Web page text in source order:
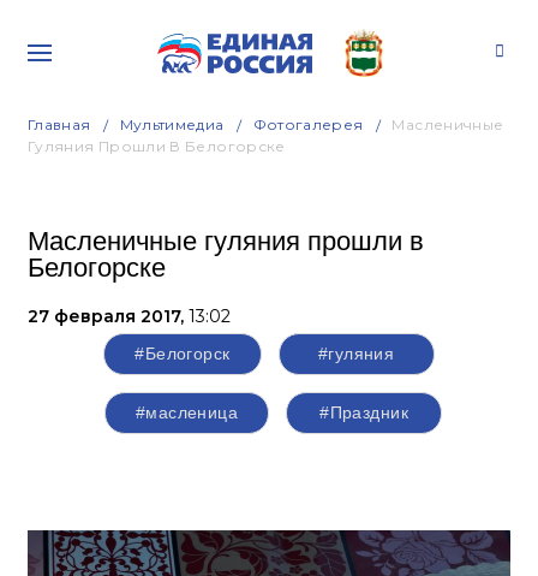
Главная Мультимедиа Фотогалерея
Масленичные
Гуляния Прошли В Белогорске
Масленичные гуляния прошли в
Белогорске
27 февраля 2017, 13:02
#Белогорск #гуляния
#масленица #Праздник